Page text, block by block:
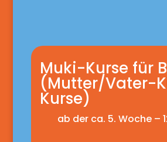
Muki-Kurse für
(Mutter/Vater-
Kurse)
ab der ca. 5. Woche –